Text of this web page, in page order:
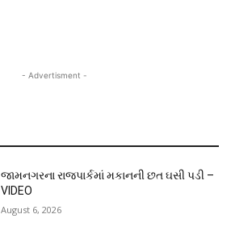
- Advertisment -
જામનગરના રાજપાર્કમાં મકાનની છત ઘસી પડી –
VIDEO
August 6, 2026